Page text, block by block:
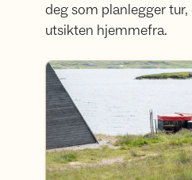
deg som planlegger
utsikten hjemmefra.
Se webkamera fra